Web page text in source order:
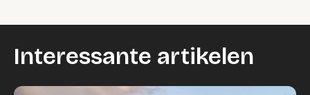
Interessante artikelen